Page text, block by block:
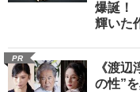
爆誕！
輝いた
PR
《渡
の性”